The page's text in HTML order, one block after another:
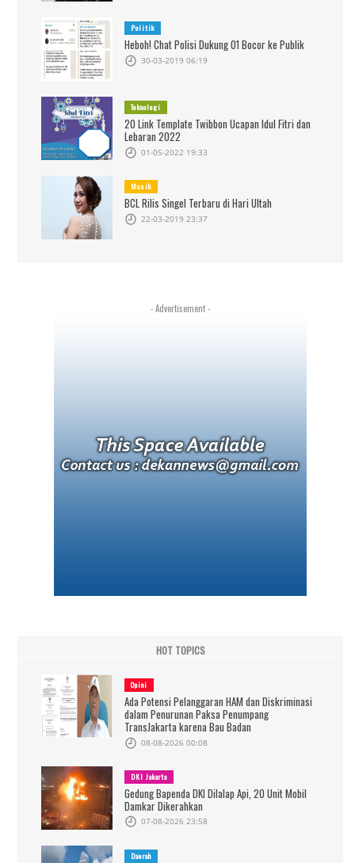
Politik
Heboh! Chat Polisi Dukung 01 Bocor ke Publik
30-03-2019 06:19
Teknologi
20 Link Template Twibbon Ucapan Idul Fitri dan
Lebaran 2022
01-05-2022 19:33
Musik
BCL Rilis Singel Terbaru di Hari Ultah
22-03-2019 23:37
- Advertisement -
HOT TOPICS
Opini
Ada Potensi Pelanggaran HAM dan Diskriminasi
dalam Penurunan Paksa Penumpang
TransJakarta karena Bau Badan
08-08-2026 00:08
DKI Jakarta
Gedung Bapenda DKI Dilalap Api, 20 Unit Mobil
Damkar Dikerahkan
07-08-2026 23:58
Daerah